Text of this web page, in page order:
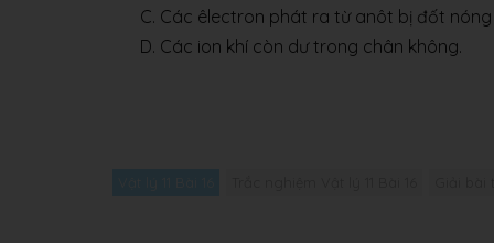
C. Các êlectron phát ra từ anôt bị đốt
D. Các ion khí còn dư trong chân không.